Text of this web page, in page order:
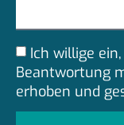
Ich willige
Beantwortung
erhoben und